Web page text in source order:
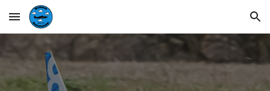
Skip to main content Skip to navigation